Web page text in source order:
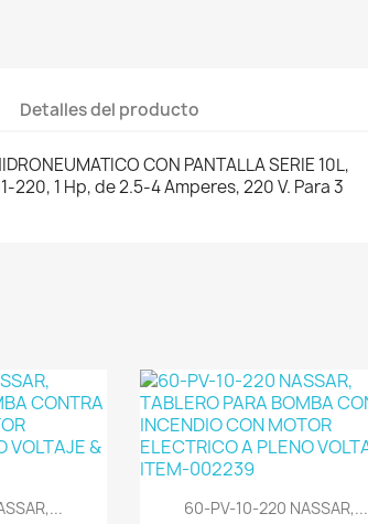
Detalles del producto
CON PANTALLA SERIE 10L,
220, 1 Hp, de 2.5-4 Amperes, 220 V. Para 3
Vista rápida
60-PV-10-220 NASSAR,...